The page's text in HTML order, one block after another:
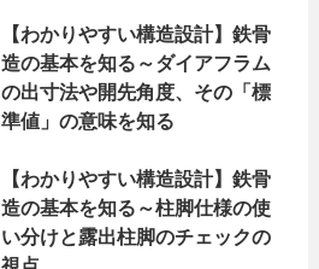
【わかりやすい構造設計】鉄骨
造の基本を知る～ダイアフラム
の出寸法や開先角度、その「標
準値」の意味を知る
【わかりやすい構造設計】鉄骨
造の基本を知る～柱脚仕様の使
い分けと露出柱脚のチェックの